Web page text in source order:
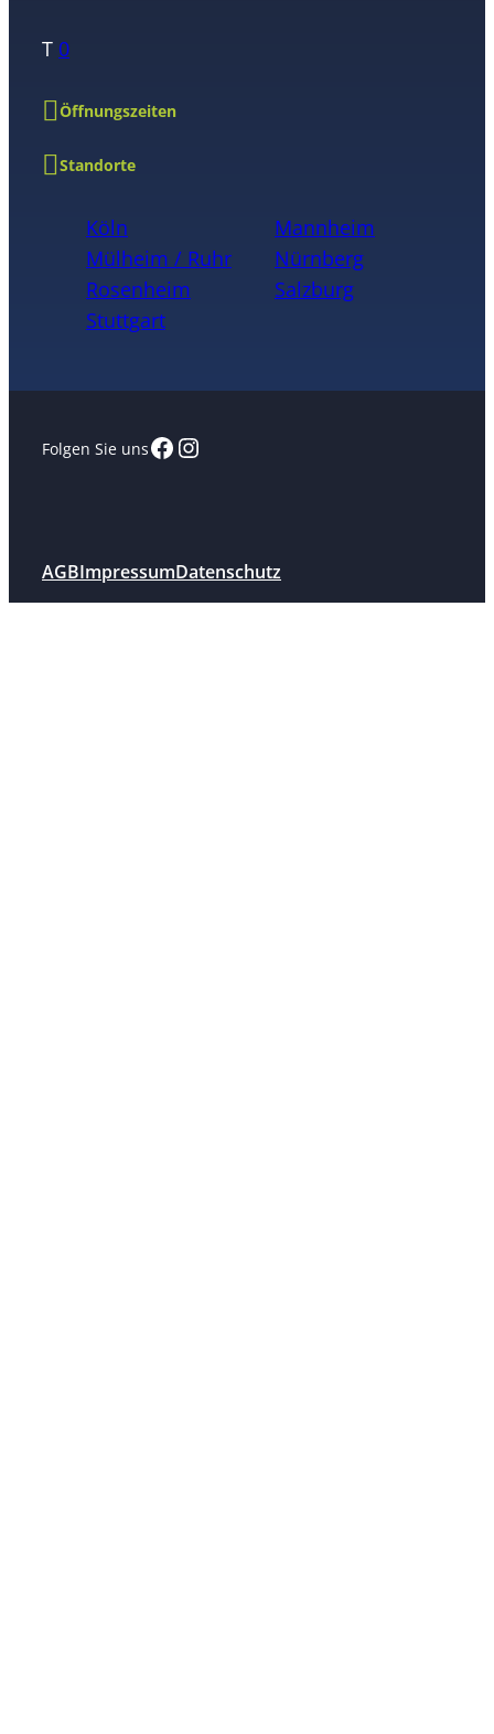
T 0
Öffnungszeiten
Standorte
Köln
Mannheim
Mülheim / Ruhr
Nürnberg
Rosenheim
Salzburg
Stuttgart
Folgen Sie unsFacebook
Instagram
AGBImpressumDatenschutz